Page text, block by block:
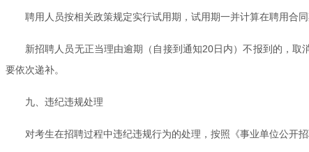
聘用人员按相关政策规定实行试用期，试用期一并计算在聘用合
新招聘人员无正当理由逾期（自接到通知20日内）不报到的，
要依次递补。
九、违纪违规处理
对考生在招聘过程中违纪违规行为的处理，按照《事业单位公开